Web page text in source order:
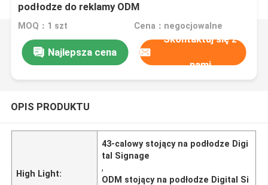
podłodze do reklamy ODM
MOQ：1 szt Cena：negocjowalne
Najlepsza cena
Skontaktuj się z
nami
OPIS PRODUKTU
High Light:
43-calowy stojący na podłodze Digi
tal Signage
,
ODM stojący na podłodze Digital Si